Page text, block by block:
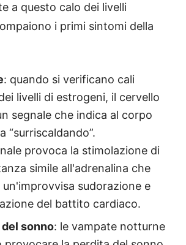
a questo calo dei livelli
i primi sintomi della
: quando si verificano cali
livelli di estrogeni, il cervello
segnale che indica al corpo
“surriscaldando”.
provoca la stimolazione di
simile all'adrenalina che
un'improvvisa sudorazione e
del battito cardiaco.
sonno: le vampate notturne